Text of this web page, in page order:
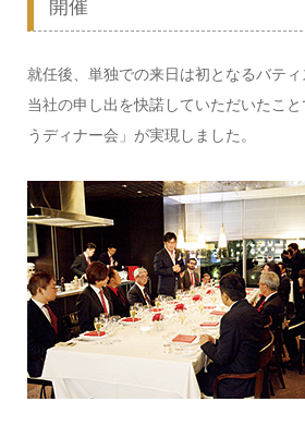
開催
就任後、単独での来日は初となるバティ
当社の申し出を快諾していただいたこ
うディナー会」が実現しました。